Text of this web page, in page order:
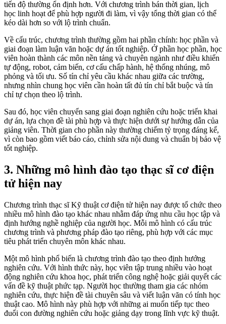
tiến độ thường ổn định hơn. Với chương trình bán thời gian, lịch
học linh hoạt để phù hợp người đi làm, vì vậy tổng thời gian có thể
kéo dài hơn so với lộ trình chuẩn.
Về cấu trúc, chương trình thường gồm hai phần chính: học phần và
giai đoạn làm luận văn hoặc dự án tốt nghiệp. Ở phần học phần, học
viên hoàn thành các môn nền tảng và chuyên ngành như điều khiển
tự động, robot, cảm biến, cơ cấu chấp hành, hệ thống nhúng, mô
phỏng và tối ưu. Số tín chỉ yêu cầu khác nhau giữa các trường,
nhưng nhìn chung học viên cần hoàn tất đủ tín chỉ bắt buộc và tín
chỉ tự chọn theo lộ trình.
Sau đó, học viên chuyển sang giai đoạn nghiên cứu hoặc triển khai
dự án, lựa chọn đề tài phù hợp và thực hiện dưới sự hướng dẫn của
giảng viên. Thời gian cho phần này thường chiếm tỷ trọng đáng kể,
vì còn bao gồm viết báo cáo, chỉnh sửa nội dung và chuẩn bị bảo vệ
tốt nghiệp.
3. Những mô hình đào tạo thạc sĩ cơ điện
tử hiện nay
Chương trình thạc sĩ Kỹ thuật cơ điện tử hiện nay được tổ chức theo
nhiều mô hình đào tạo khác nhau nhằm đáp ứng nhu cầu học tập và
định hướng nghề nghiệp của người học. Mỗi mô hình có cấu trúc
chương trình và phương pháp đào tạo riêng, phù hợp với các mục
tiêu phát triển chuyên môn khác nhau.
Một mô hình phổ biến là chương trình đào tạo theo định hướng
nghiên cứu. Với hình thức này, học viên tập trung nhiều vào hoạt
động nghiên cứu khoa học, phát triển công nghệ hoặc giải quyết các
vấn đề kỹ thuật phức tạp. Người học thường tham gia các nhóm
nghiên cứu, thực hiện đề tài chuyên sâu và viết luận văn có tính học
thuật cao. Mô hình này phù hợp với những ai muốn tiếp tục theo
đuổi con đường nghiên cứu hoặc giảng dạy trong lĩnh vực kỹ thuật.